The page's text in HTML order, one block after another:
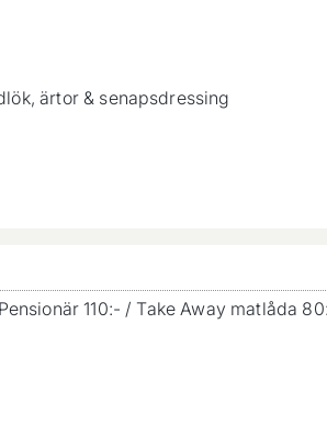
ärtor & senapsdressing
110:- / Take Away matlåda